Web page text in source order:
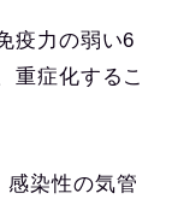
疫力の弱い6
重症化するこ
染性の気管